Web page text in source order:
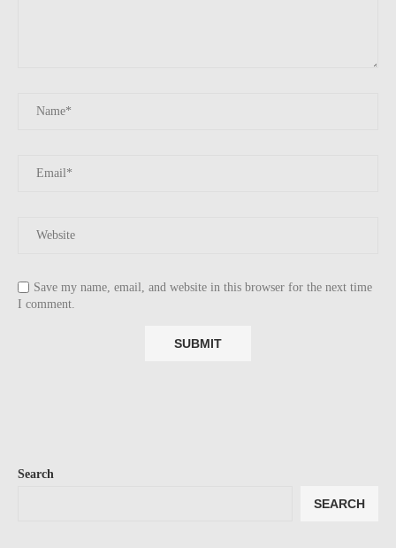
Save my name, email, and website in this browser for the next time
I comment.
Search
SEARCH